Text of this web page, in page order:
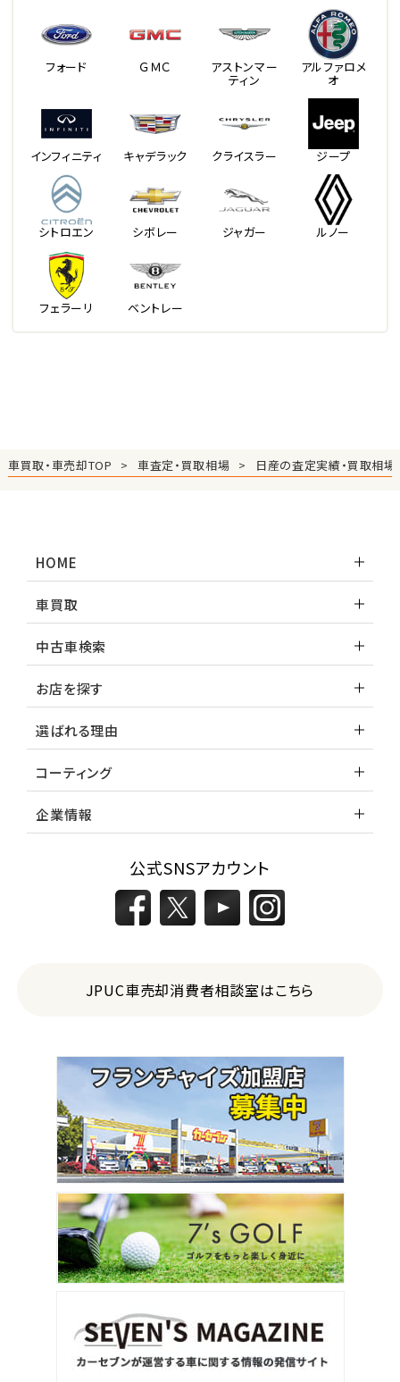
フォード ＧＭＣ アストンマー
ティン
アルファロメ
オ
インフィニティ キャデラック クライスラー ジープ
シトロエン シボレー ジャガー ルノー
フェラーリ ベントレー
車買取・車売却TOP 車査定・買取相場 日産の査定実績・買取相場
HOME
車買取
中古車検索
お店を探す
選ばれる理由
コーティング
企業情報
公式SNSアカウント
JPUC車売却消費者相談室はこちら